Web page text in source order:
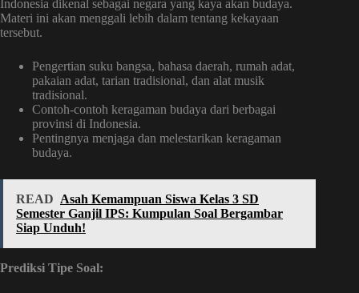
Indonesia dikenal sebagai negara yang kaya akan budaya.
Materi ini akan menggali lebih dalam tentang kekayaan
tersebut.
Pengertian suku bangsa, bahasa daerah, rumah adat,
pakaian adat, tarian tradisional, dan alat musik
tradisional.
Contoh-contoh keragaman budaya dari berbagai
provinsi di Indonesia.
Pentingnya menjaga dan melestarikan keragaman
budaya.
READ Asah Kemampuan Siswa Kelas 3 SD
Semester Ganjil IPS: Kumpulan Soal Bergambar
Siap Unduh!
Prediksi Tipe Soal: